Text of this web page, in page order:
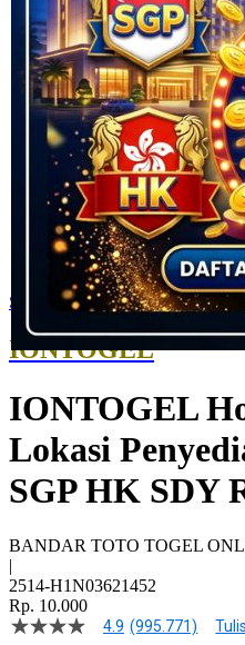
Skip to the beginning of the
IONTOGEL
IONTOGEL
Lokasi
SGP HK SDY
BANDAR TOTO TOGEL
|
2514-H1N03621452
Rp. 10.000
4.9
4.9 (995.771)